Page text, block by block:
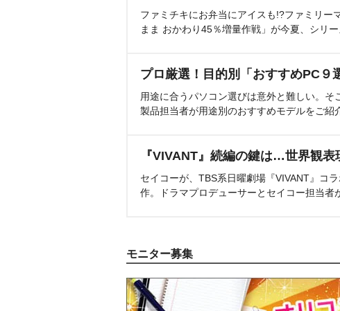
ファミチキにお弁当にアイスも!?ファミリー
まま おかわり45％増量作戦」が今夏、シリー
プロ厳選！目的別「おすすめPC９
用途に合うパソコン選びは意外と難しい。そ
製品担当者が用途別のおすすめモデルをご紹
『VIVANT』続編の鍵は…世界観
セイコーが、TBS系日曜劇場『VIVANT』コ
作。ドラマプロデューサーとセイコー担当者
モニター募集